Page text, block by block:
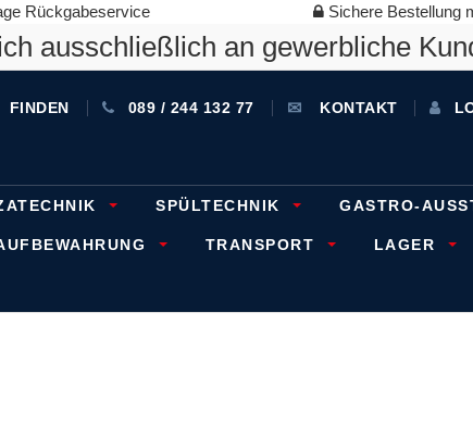
Rückgabeservice Sichere Bestellung
ausschließlich an gewerbliche
FINDEN 089 / 244 132 77 KONTAKT
SPÜLTECHNIK GASTRO-
TRANSPORT LAGER